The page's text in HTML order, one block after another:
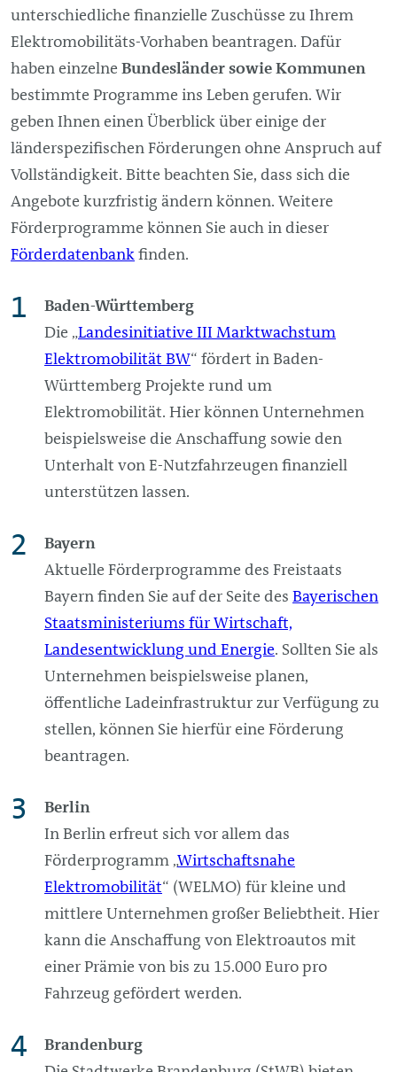
unterschiedliche finanzielle Zuschüsse zu Ihrem
Elektromobilitäts-Vorhaben beantragen. Dafür
haben einzelne Bundesländer sowie Kommunen
bestimmte Programme ins Leben gerufen. Wir
geben Ihnen einen Überblick über einige der
länderspezifischen Förderungen ohne Anspruch auf
Vollständigkeit. Bitte beachten Sie, dass sich die
Angebote kurzfristig ändern können. Weitere
Förderprogramme können Sie auch in dieser
Förderdatenbankfinden.
Baden-Württemberg
Die „Landesinitiative III Marktwachstum
Elektromobilität BW“ fördert in Baden-
Württemberg Projekte rund um
Elektromobilität. Hier können Unternehmen
beispielsweise die Anschaffung sowie den
Unterhalt von E-Nutzfahrzeugen finanziell
unterstützen lassen.
Bayern
Aktuelle Förderprogramme des Freistaats
Bayern finden Sie auf der Seite des Bayerischen
Staatsministeriums für Wirtschaft,
Landesentwicklung und Energie. Sollten Sie als
Unternehmen beispielsweise planen,
öffentliche Ladeinfrastruktur zur Verfügung zu
stellen, können Sie hierfür eine Förderung
beantragen.
Berlin
In Berlin erfreut sich vor allem das
Förderprogramm „Wirtschaftsnahe
Elektromobilität“ (WELMO) für kleine und
mittlere Unternehmen großer Beliebtheit. Hier
kann die Anschaffung von Elektroautos mit
einer Prämie von bis zu 15.000 Euro pro
Fahrzeug gefördert werden.
Brandenburg